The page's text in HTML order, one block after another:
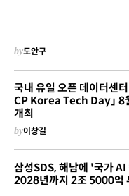
by도안구
국내 유일 오픈 데이터센
CP Korea Tech Day」 8
개최
by이창길
삼성SDS, 해남에 '국가
2028년까지 2조 5000억